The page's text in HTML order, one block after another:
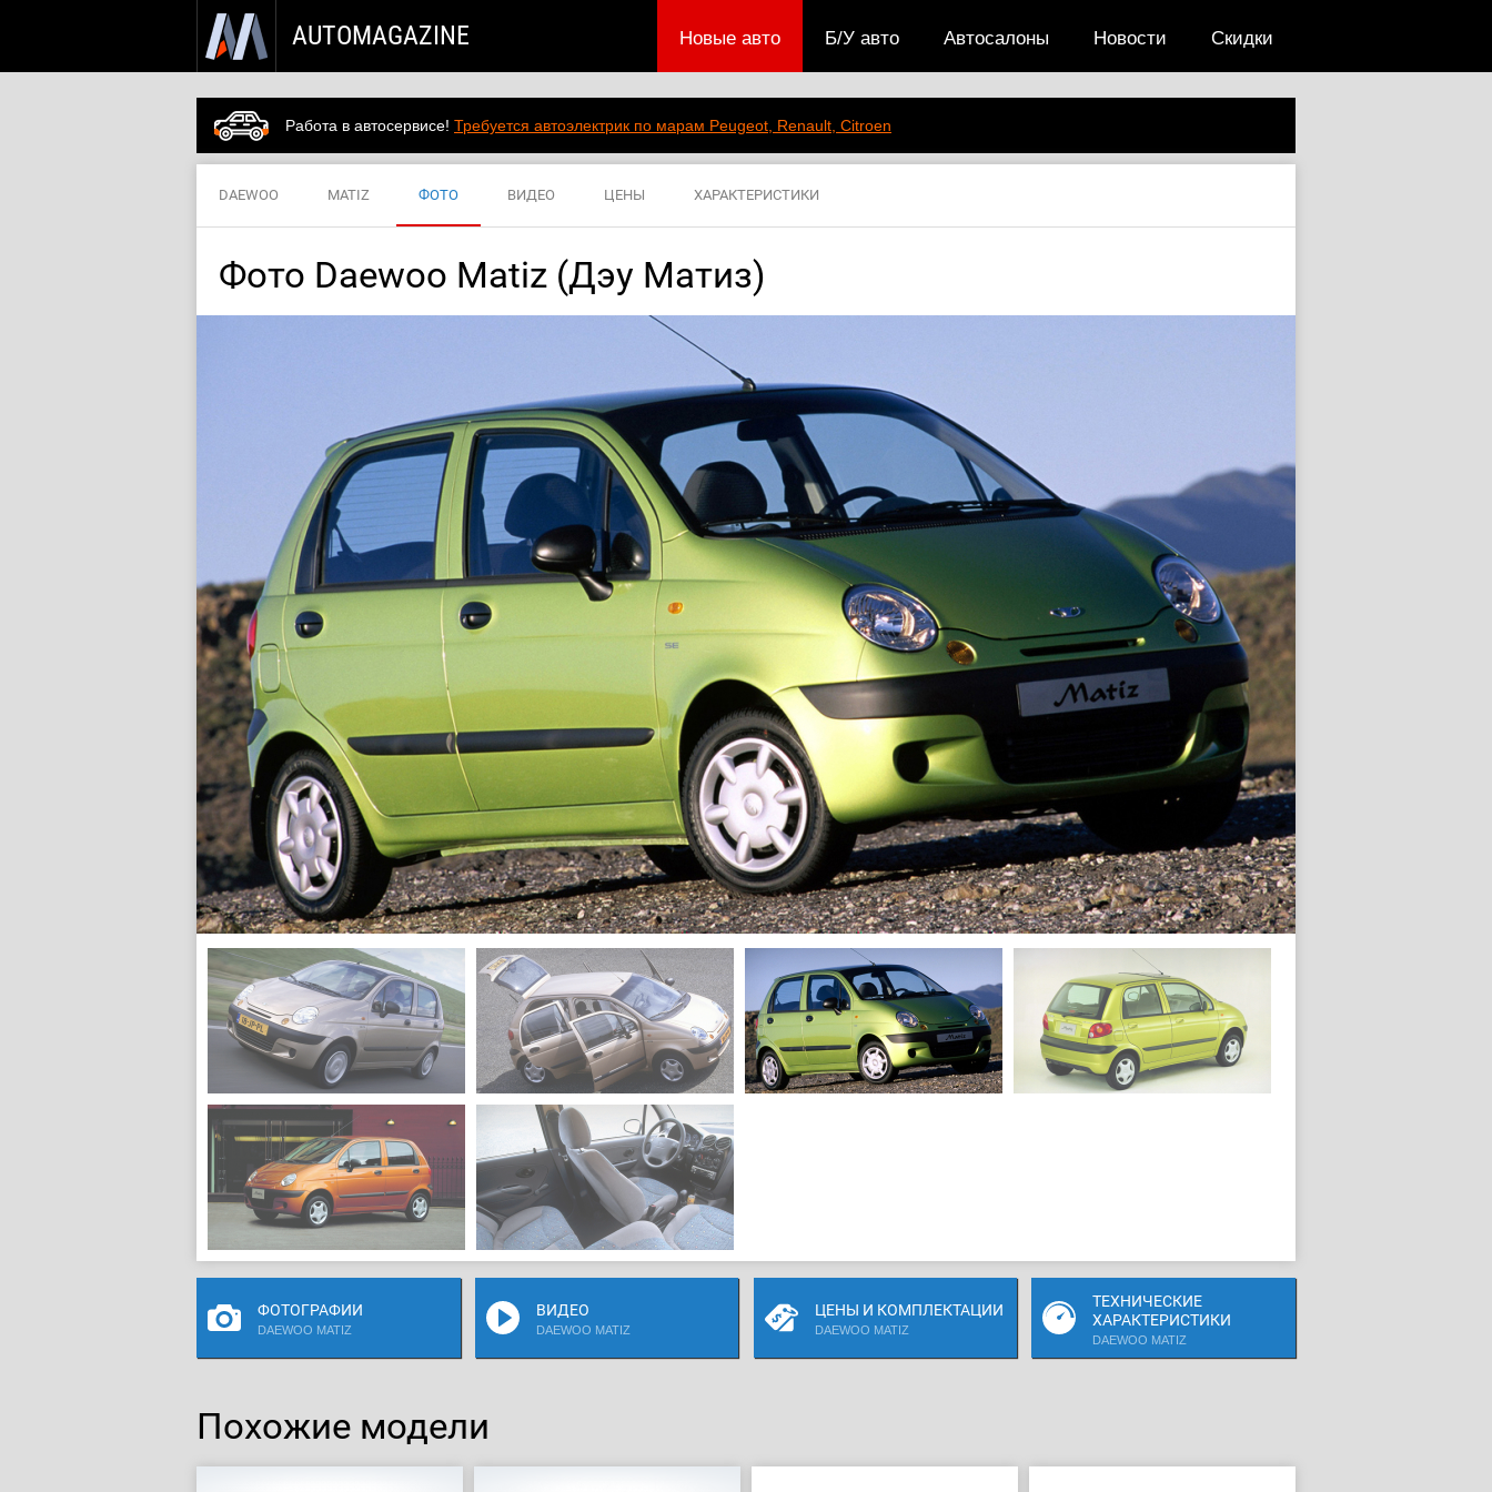
AUTOMAGAZINE Скидки
Новости
Автосалоны
Б/У авто
Новые авто
Работа в автосервисе! Требуется автоэлектрик по марам Peugeot, Renault, Citroen
DAEWOO MATIZ ФОТО ВИДЕО ЦЕНЫ ХАРАКТЕРИСТИКИ
Фото Daewoo Matiz (Дэу Матиз)
ФОТОГРАФИИ
DAEWOO MATIZ
ВИДЕО
DAEWOO MATIZ
ЦЕНЫ И КОМПЛЕКТАЦИИ
DAEWOO MATIZ
ТЕХНИЧЕСКИЕ
ХАРАКТЕРИСТИКИ
DAEWOO MATIZ
Похожие модели